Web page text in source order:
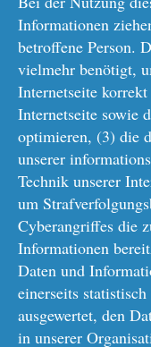
Informationen
betroffene Person.
vielmehr benötigt,
Internetseite
Internetseite sowie
optimieren, (3) die
unserer
Technik unserer
um
Cyberangriffes die
Informationen
Daten und
einerseits
ausgewertet, den
in unserer